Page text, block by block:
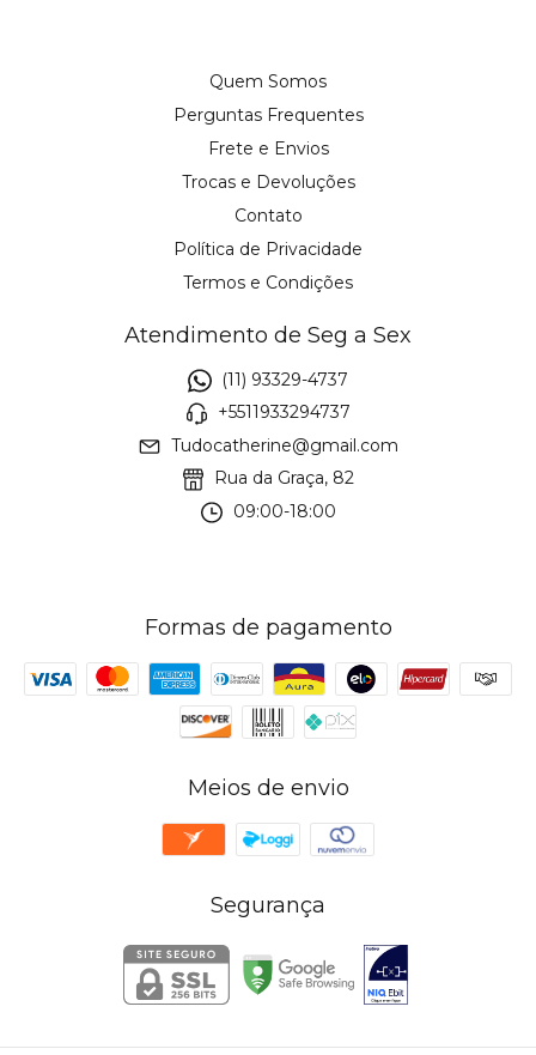
Quem Somos
Perguntas Frequentes
Frete e Envios
Trocas e Devoluções
Contato
Política de Privacidade
Termos e Condições
Atendimento de Seg a Sex
(11) 93329-4737
+5511933294737
Tudocatherine@gmail.com
Rua da Graça, 82
09:00-18:00
Formas de pagamento
Meios de envio
Segurança